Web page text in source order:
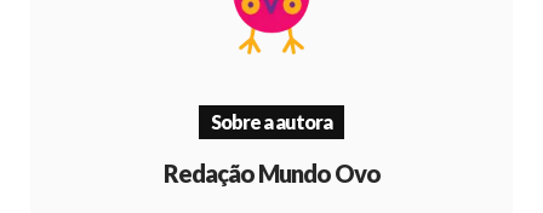
Sobre a autora
Redação Mundo Ovo